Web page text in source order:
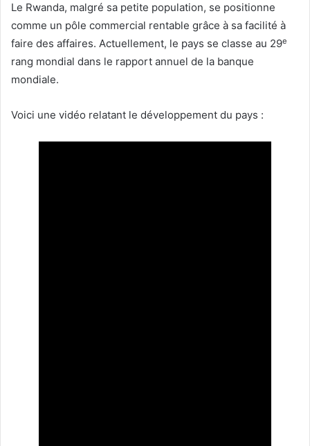
Le Rwanda, malgré sa petite population, se positionne
comme un pôle commercial rentable grâce à sa facilité à
faire des affaires. Actuellement, le pays se classe au 29e
rang mondial dans le rapport annuel de la banque
mondiale.
Voici une vidéo relatant le développement du pays :